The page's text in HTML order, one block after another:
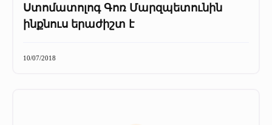
Ստոմատոլոգ Գոռ Մարզպետունին
ինքնուս երաժիշտ է
10/07/2018